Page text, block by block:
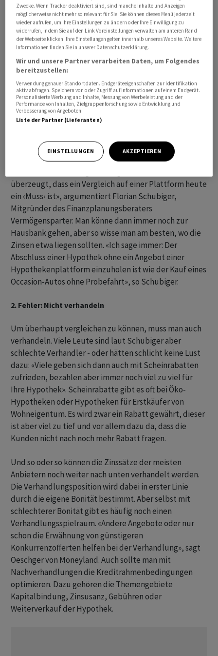
Oeschger, Analyst bei Moneyland, gegenüber cash.ch.
überzeugt, dass ein Vergleich auf einer Plattform heute
ein ‹Muss› ist», argumentiert Florian Schubiger,
Mitgründer des Finanzplanungsberaters
Vermögensparter. Man könne dann immer noch zur
Hausbank gehen, aber so wisse man am besten, wo die
Zinsen etwa liegen sollten. «Ich sage immer: Der
Abschluss einer Hypothek ohne ein Angebot einer
Hypothekenplattform einzuholen ist wie der Kauf eines
Occasion-Autos ohne Probefahrt», so Schubiger.
2. Fehler: Nicht verhandeln
Um überhaupt vergleichen zu können, muss man auch
verhandeln. Viele Leute sind laut Schubiger aber
schlechte Verhandler - oder hätten schlicht keine Lust
dazu: «Viele geben sich dann auch mit Scheinrabatten
zufrieden, bezahlen aber immer noch viel zu viel für
Ihre Hypothek». Scheinrabatte gibt es oft bei Öko-
Hypotheken oder Hypotheken für Erstkäufer von
Wohneigentum. Es wird zwar ein Rabatt gewährt, dieser
ist aber viel zu tief und vor allem dazu da, dass die
Kunden nicht nach noch mehr Rabatt fragen.
Und so oder so können die Zinssätze der meisten
Anbietern noch weiter nach unten verhandelt werden.
Die Verhandlungsposition wird dabei in erster Linie
durch die eigene Bonität bestimmt. Aber selbst mit
schlechterer Bonität gibt es häufig noch einen
Verhandlungsspielraum. «Andere Angebote oder nur
schon die Erwähnung von günstigeren
Konkurrenzofferten helfen bei der Verhandlung», sagt
Oeschger von Moneyland. Auch sollte man mit
Nachverhandlungen die Kreditrahmenbedingungen
optimieren. Dazu gehören die Themengebiete
Kapitalbindung, Zinsusanz, Gebühren oder
Weiterverkauf der Hypothek.
Zwecke. Wenn Tracker deaktiviert sind, sind manche Inhalte und Anzeigen
möglicherweise nicht mehr so relevant für Sie. Sie können dieses Menü jederzeit
wieder aufrufen, um Ihre Einstellungen zu ändern oder Ihre Einwilligung zu
widerrufen, indem Sie auf den Link Voreinstellungen verwalten am unteren Rand
der Webseite klicken. Ihre Einstellungen gelten innerhalb unseres Website. Weitere
Informationen finden Sie in unserer Datenschutzerklärung.
Wir und unsere Partner verarbeiten Daten, um Folgendes
bereitzustellen:
Verwendung genauer Standortdaten. Endgeräteeigenschaften zur Identifikation
aktiv abfragen. Speichern von oder Zugriff auf Informationen auf einem Endgerät.
Personalisierte Werbung und Inhalte, Messung von Werbeleistung und der
Performance von Inhalten, Zielgruppenforschung sowie Entwicklung und
Verbesserung von Angeboten.
Liste der Partner (Lieferanten)
EINSTELLUNGEN AKZEPTIEREN